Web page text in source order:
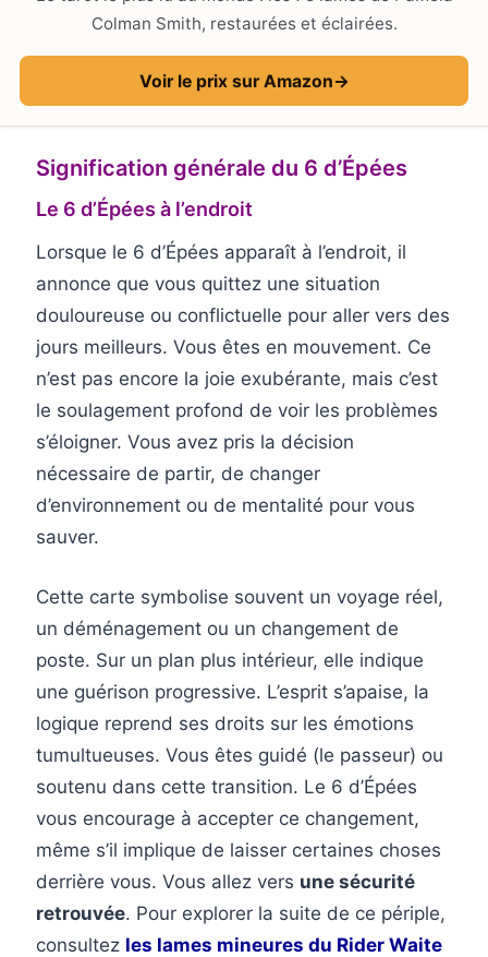
Colman Smith, restaurées et éclairées.
Voir le prix sur Amazon→
Signification générale du 6 d’Épées
Le 6 d’Épées à l’endroit
Lorsque le 6 d’Épées apparaît à l’endroit, il
annonce que vous quittez une situation
douloureuse ou conflictuelle pour aller vers des
jours meilleurs. Vous êtes en mouvement. Ce
n’est pas encore la joie exubérante, mais c’est
le soulagement profond de voir les problèmes
s’éloigner. Vous avez pris la décision
nécessaire de partir, de changer
d’environnement ou de mentalité pour vous
sauver.
Cette carte symbolise souvent un voyage réel,
un déménagement ou un changement de
poste. Sur un plan plus intérieur, elle indique
une guérison progressive. L’esprit s’apaise, la
logique reprend ses droits sur les émotions
tumultueuses. Vous êtes guidé (le passeur) ou
soutenu dans cette transition. Le 6 d’Épées
vous encourage à accepter ce changement,
même s’il implique de laisser certaines choses
derrière vous. Vous allez vers une sécurité
retrouvée. Pour explorer la suite de ce périple,
consultez les lames mineures du Rider Waite